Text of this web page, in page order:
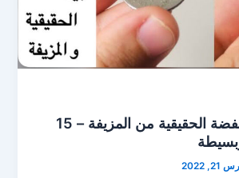
كيفية معرفة الفضة الحقيقية من المزيفة – 15
2022